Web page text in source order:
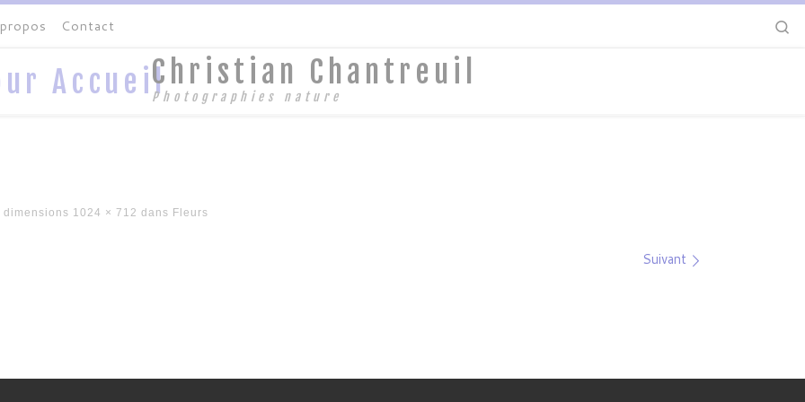
Contact
Christian Chantreuil
Photographies nature
dimensions 1024 × 712 dans Fleurs
Suivant